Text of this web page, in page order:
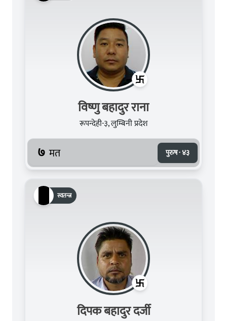
विष्णु बहादुर राना
रूपन्देही-३, लुम्बिनी प्रदेश
७ मत पुरुष · ४३
स्वतन्त्र
दिपक बहादुर दर्जी